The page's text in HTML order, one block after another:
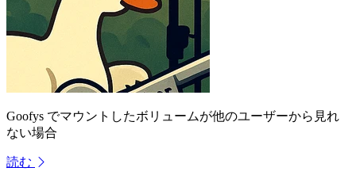
Goofys でマウントしたボリュームが他のユーザーから見れ
ない場合
読む